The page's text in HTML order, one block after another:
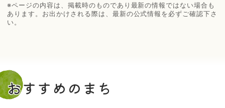
※ページの内容は、掲載時のものであり最新の情報ではない場合も
あります。お出かけされる際は、最新の公式情報を必ずご確認下さ
い。
おすすめのまち